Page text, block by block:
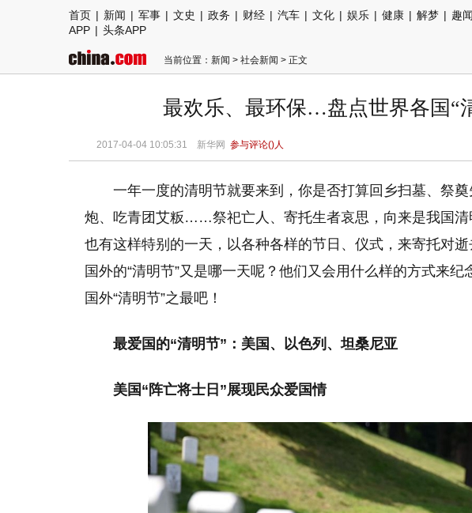
首页 | 新闻 | 军事 | 文史 | 政务 | 财经 | 汽车 | 文化 | 娱乐 | 健康 | 解梦 | 趣闻
APP | 头条APP
当前位置： 新闻 > 社会新闻 > 正文
最欢乐、最环保…盘点世界各国“
2017-04-04 10:05:31 新华网 参与评论()人
一年一度的清明节就要来到，你是否打算回乡扫墓、祭
炮、吃青团艾粄……祭祀亡人、寄托生者哀思，向来是我国清
也有这样特别的一天，以各种各样的节日、仪式，来寄托对
国外的“清明节”又是哪一天呢？他们又会用什么样的方式来
国外“清明节”之最吧！
最爱国的“清明节”：美国、以色列、坦桑尼亚
美国“阵亡将士日”展现民众爱国情